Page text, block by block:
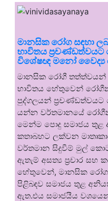
මානසික රෝග සඳහා
භාවිතය ප්‍රචණ්ඩත්වයට
විශේෂඥ මනෝ වෛද්‍ය
මානසික රෝගී තත්ත්වයන්
භාවිතය හේතුවෙන්
පුද්ගලයන් ප්‍රචණ්ඩත්වයට
යන්න වර්තමානයේ
මෙන්ම පොදු සමාජය තුළ
කතාබහට ලක්වන
වර්තමාන සිදුවීම් මුල්
ඇතැම් අසත්‍ය ප්‍රචාර
හේතුවෙන්, මානසික රෝග
පිළිබඳව සමාජය තුළ
ඇත.එය සමාජයීය